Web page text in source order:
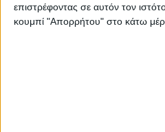
επιστρέφοντας σε αυτόν τον
κουμπί "Απορρήτου" στο κάτω